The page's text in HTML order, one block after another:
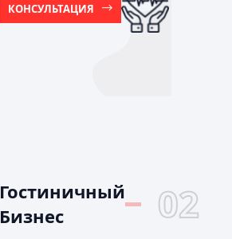
КОНСУЛЬТАЦИЯ
Гостиничный
Бизнес
02